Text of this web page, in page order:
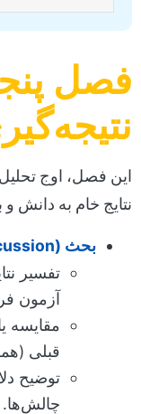
فصل
این فصل، اوج
نتایج خام به دانش
بحث (Discussion):
تفسیر
آزمون
مقایسه
قبلی
توضیح
چالش‌ها.